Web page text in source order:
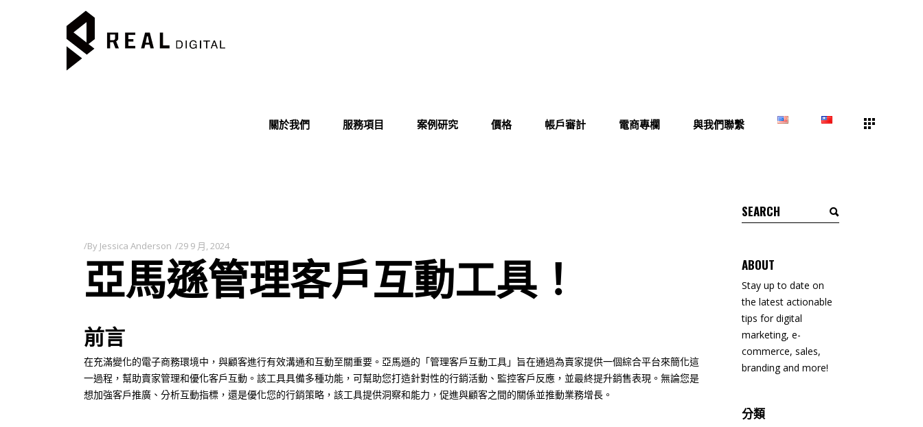
關於我們 服務項目 案例研究 價格 帳戶審計 電商專欄 與我們聯繫
By Jessica Anderson 29 9 月, 2024
亞馬遜管理客戶互動工具！
前言
在充滿變化的電子商務環境中，與顧客進行有效溝通和互動至關重要。亞馬遜的「管理客戶互動工具」旨在通過為賣家提供一個綜合平台來簡化這
一過程，幫助賣家管理和優化客戶互動。該工具具備多種功能，可幫助您打造針對性的行銷活動、監控客戶反應，並最終提升銷售表現。無論您是
想加強客戶推廣、分析互動指標，還是優化您的行銷策略，該工具提供洞察和能力，促進與顧客之間的關係並推動業務增長。
Search
for:
ABOUT
Stay up to date on
the latest actionable
tips for digital
marketing, e-
commerce, sales,
branding and more!
分類